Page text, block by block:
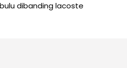
dibanding lacoste